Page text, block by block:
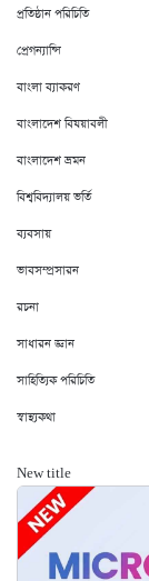
প্রতিষ্ঠান পরিচিতি
প্রেগন্যান্সি
বাংলা ব্যাকরণ
বাংলাদেশ বিষয়াবলী
বাংলাদেশ ভ্রমন
বিশ্ববিদ্যালয় ভর্তি
ব্যবসায়
ভাবসম্প্রসারন
রচনা
সাধারন জ্ঞান
সাহিত্যিক পরিচিতি
স্বাস্থ্যকথা
New title